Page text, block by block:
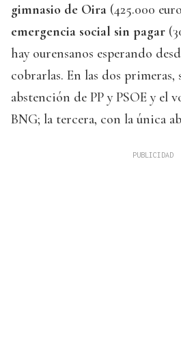
gimnasio de Oira (425.000
emergencia social sin pagar
hay ourensanos esperando
cobrarlas. En las dos primeras,
abstención de PP y PSOE y el
BNG; la tercera, con la única